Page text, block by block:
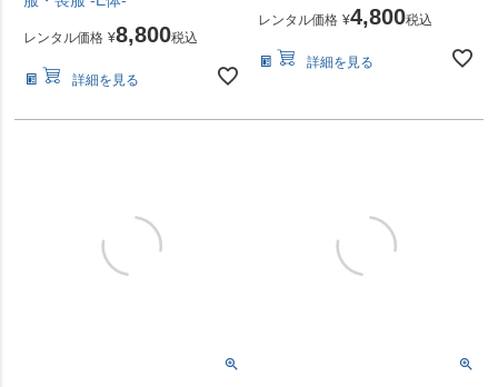
レンタル価格 ¥8,800税込
詳細を見る
レンタル価格 ¥4,800税込
詳細を見る